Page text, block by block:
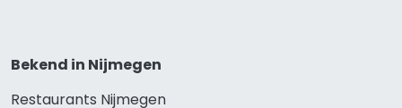
Bekend in Nijmegen
Restaurants Nijmegen